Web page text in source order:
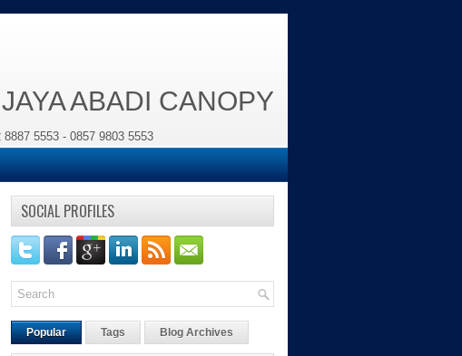
ABADI CANOPY
8887 5553 - 0857 9803 5553
SOCIAL PROFILES
Popular Tags Blog Archives